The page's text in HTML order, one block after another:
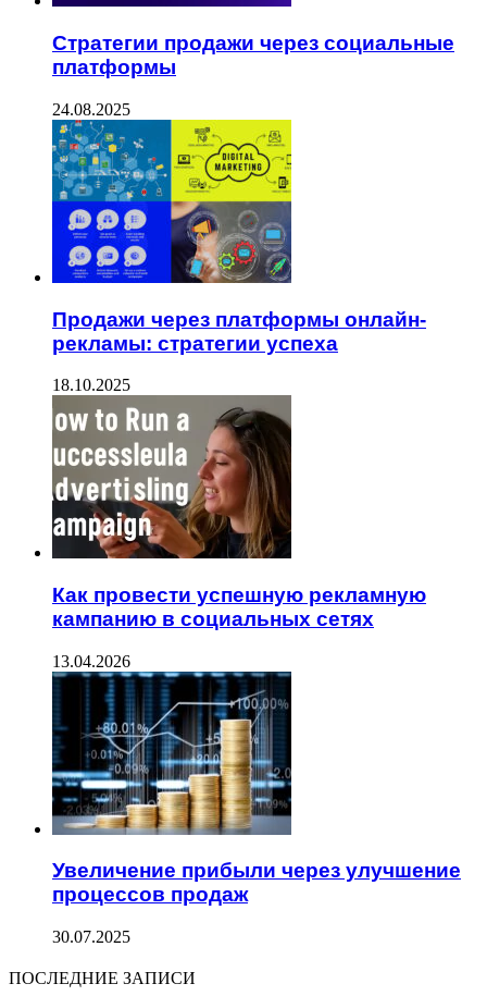
Стратегии продажи через социальные
платформы
24.08.2025
Продажи через платформы онлайн-
рекламы: стратегии успеха
18.10.2025
Как провести успешную рекламную
кампанию в социальных сетях
13.04.2026
Увеличение прибыли через улучшение
процессов продаж
30.07.2025
ПОСЛЕДНИЕ ЗАПИСИ